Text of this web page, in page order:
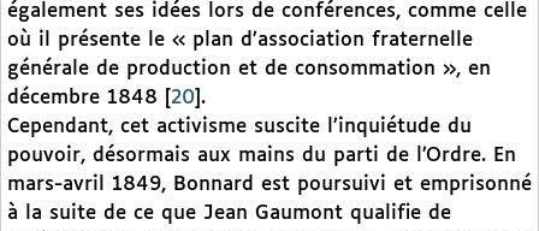
également ses idées lors de conférences, comme celle
où il présente le « plan d’association fraternelle
générale de production et de consommation », en
décembre 1848
20 .
Cependant, cet activisme suscite l’inquiétude du
pouvoir, désormais aux mains du parti de l’Ordre. En
mars-avril 1849, Bonnard est poursuivi et emprisonné
à la suite de ce que Jean Gaumont qualifie de